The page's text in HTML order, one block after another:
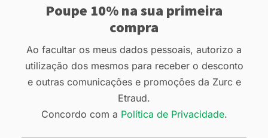
Poupe 10% na sua primeira
compra
Ao facultar os meus dados pessoais, autorizo a
utilização dos mesmos para receber o desconto
e outras comunicações e promoções da Zurc e
Etraud.
Concordo com a Política de Privacidade.